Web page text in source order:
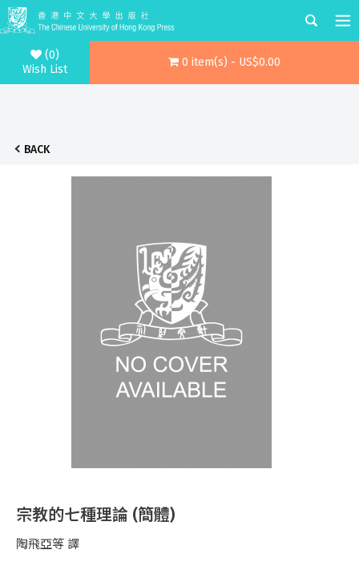
(0)
Wish List
0 item(s) - US$0.00
BACK
宗教的七種理論 (簡體)
陶飛亞等 譯